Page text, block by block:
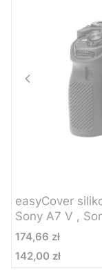
easyCover
Sony A7 V ,
Cena
174,66 zł
Cena
142,00 zł